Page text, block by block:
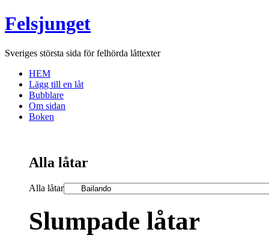
Felsjunget
Sveriges största sida för felhörda låttexter
HEM
Lägg till en låt
Bubblare
Om sidan
Boken
Alla låtar
Alla låtar
Slumpade låtar